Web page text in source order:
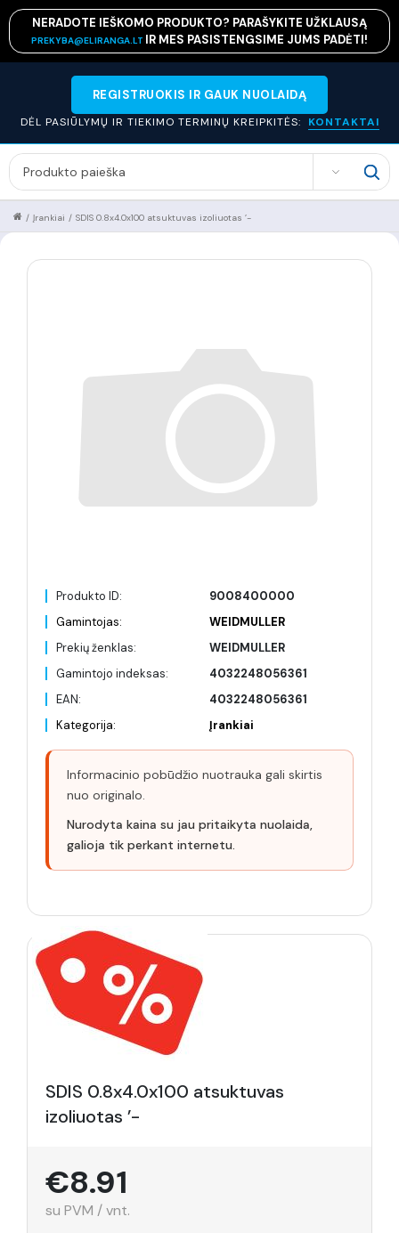
NERADOTE IEŠKOMO PRODUKTO? PARAŠYKITE UŽKLAUSĄ
PREKYBA@ELIRANGA.LT IR MES PASISTENGSIME JUMS PADĖTI!
REGISTRUOKIS IR GAUK NUOLAIDĄ
DĖL PASIŪLYMŲ IR TIEKIMO TERMINŲ KREIPKITĖS: KONTAKTAI
SEARCH
SDIS 0.8x4.0x100 atsuktuvas izoliuotas ’-
/
Įrankiai
/
Produkto ID:
9008400000
Gamintojas:
WEIDMULLER
Prekių ženklas:
WEIDMULLER
Gamintojo indeksas:
4032248056361
EAN:
4032248056361
Kategorija:
Įrankiai
Informacinio pobūdžio nuotrauka gali skirtis
nuo originalo.
Nurodyta kaina su jau pritaikyta nuolaida,
galioja tik perkant internetu.
SDIS 0.8x4.0x100 atsuktuvas
izoliuotas ’-
€8.91
su PVM / vnt.